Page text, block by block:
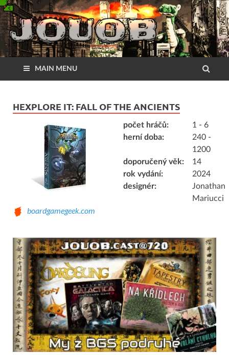
MAIN MENU
HEXPLORE IT: FALL OF THE ANCIENTS
počet hráčů:
1 - 6
herní doba:
240 -
1200
doporučený věk:
14
rok vydání:
2024
designér:
Jonathan
Mariucci
boardgamegeek.com